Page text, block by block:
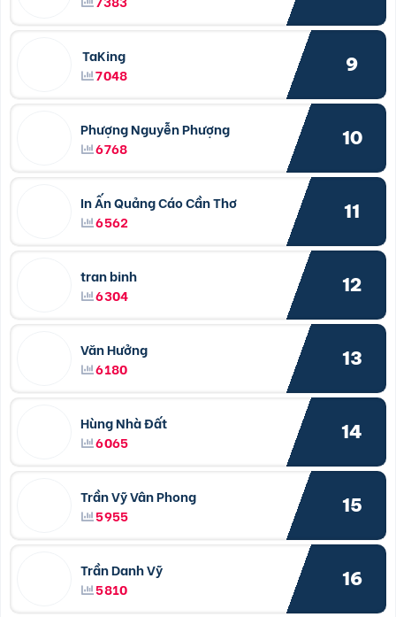
TaKing
7048
9
Phượng Nguyễn Phượng
6768
10
In Ấn Quảng Cáo Cần Thơ
6562
11
tran binh
6304
12
Văn Hưởng
6180
13
Hùng Nhà Đất
6065
14
Trần Vỹ Vân Phong
5955
15
Trần Danh Vỹ
5810
16